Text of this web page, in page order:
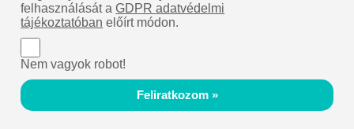
felhasználását aGDPR adatvédelmi
tájékoztatóban előírt módon.
Nem vagyok robot!
Feliratkozom »